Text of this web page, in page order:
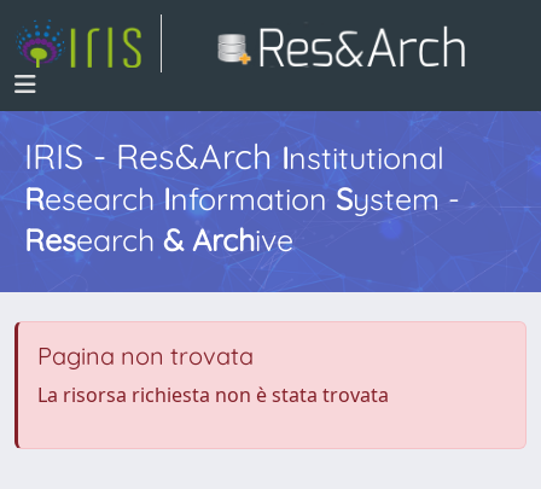
IRIS - Res&ArchInstitutional
Research InformationSystem -
Research & Archive
Pagina non trovata
La risorsa richiesta non è stata trovata